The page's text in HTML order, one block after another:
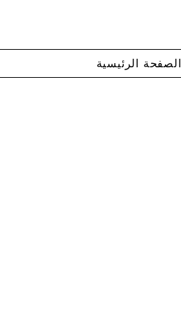
الصفحة الرئيسية